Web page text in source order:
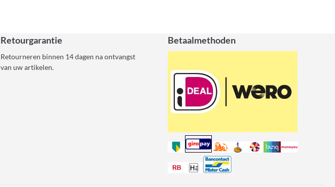
Retourgarantie
Retourneren binnen 14 dagen na ontvangst
van uw artikelen.
Betaalmethoden